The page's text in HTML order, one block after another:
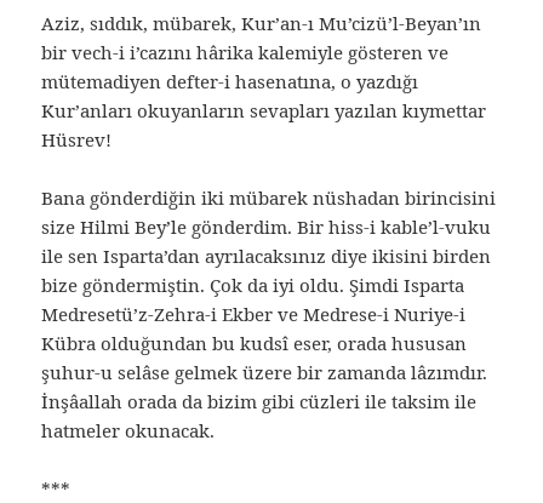
Aziz, sıddık, mübarek, Kur’an-ı Mu’cizü’l-Beyan’ın
bir vech-i i’cazını hârika kalemiyle gösteren ve
mütemadiyen defter-i hasenatına, o yazdığı
Kur’anları okuyanların sevapları yazılan kıymettar
Hüsrev!
Bana gönderdiğin iki mübarek nüshadan birincisini
size Hilmi Bey’le gönderdim. Bir hiss-i kable’l-vuku
ile sen Isparta’dan ayrılacaksınız diye ikisini birden
bize göndermiştin. Çok da iyi oldu. Şimdi Isparta
Medresetü’z-Zehra-i Ekber ve Medrese-i Nuriye-i
Kübra olduğundan bu kudsî eser, orada hususan
şuhur-u selâse gelmek üzere bir zamanda lâzımdır.
İnşâallah orada da bizim gibi cüzleri ile taksim ile
hatmeler okunacak.
***